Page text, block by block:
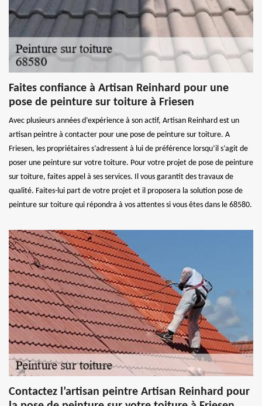
Faites confiance à Artisan Reinhard pour une
pose de peinture sur toiture à Friesen
Avec plusieurs années d’expérience à son actif, Artisan Reinhard est un
artisan peintre à contacter pour une pose de peinture sur toiture. A
Friesen, les propriétaires s’adressent à lui de préférence lorsqu’il s’agit de
poser une peinture sur votre toiture. Pour votre projet de pose de peinture
sur toiture, faites appel à ses services. Il vous garantit des travaux de
qualité. Faites-lui part de votre projet et il proposera la solution pose de
peinture sur toiture qui répondra à vos attentes si vous êtes dans le 68580.
Contactez l’artisan peintre Artisan Reinhard pour